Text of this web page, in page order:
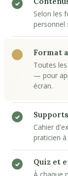
Selon les
personnel
Format
Toutes
— pour
écran.
Cahier
praticien
Quiz et